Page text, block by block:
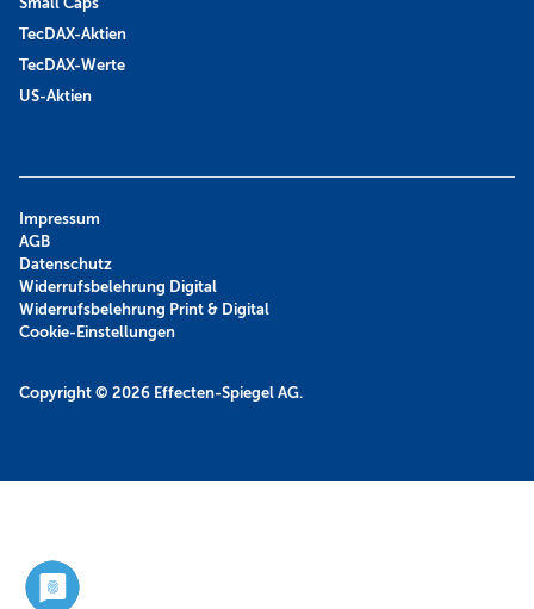
TecDAX-Aktien
TecDAX-Werte
US-Aktien
Copyright © 2026 Effecten-Spiegel AG.
Impressum
AGB
Datenschutz
Widerrufsbelehrung Digital
Widerrufsbelehrung Print & Digital
Cookie-Einstellungen